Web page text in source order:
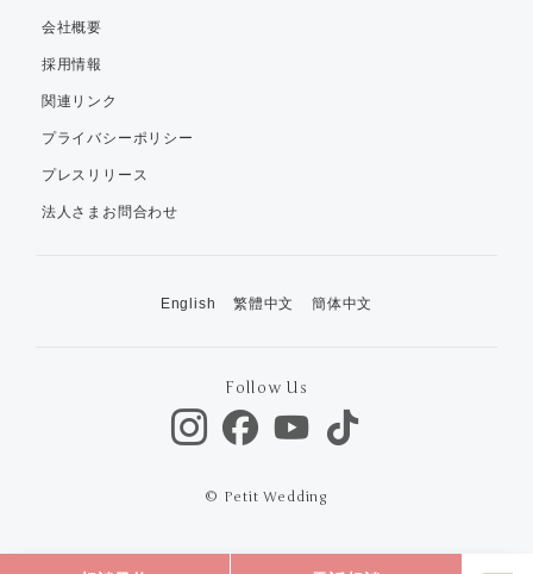
会社概要
採用情報
関連リンク
プライバシーポリシー
プレスリリース
法人さまお問合わせ
English 繁體中文 簡体中文
Follow Us
© Petit Wedding